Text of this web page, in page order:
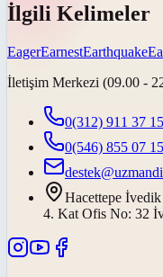
İlgili Kelimeler
EagerEarnestEarthquake
İletişim Merkezi (09.00 -
0(312) 911 37 15
0(546) 855 07 15
Hacettepe
4. Kat Ofis No: 32